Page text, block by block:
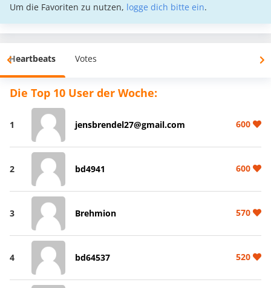
Um die Favoriten zu nutzen, logge dich bitte ein.
Heartbeats Votes
Die Top 10 User der Woche:
1 jensbrendel27@gmail.com 600
2 bd4941 600
3 Brehmion 570
4 bd64537 520